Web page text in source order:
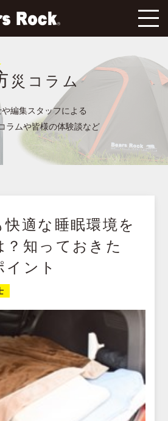
災コラム
や編集スタッフによる
ラムや皆様の体験談など
適な睡眠環境を
？知っておきた
イント